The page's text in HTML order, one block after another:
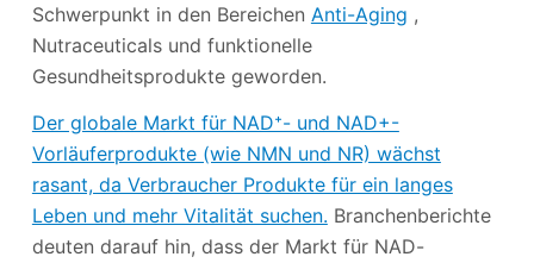
Schwerpunkt in den Bereichen Anti-Aging ,
Nutraceuticals und funktionelle
Gesundheitsprodukte geworden.
Der globale Markt für NAD⁺- und NAD+-
Vorläuferprodukte (wie NMN und NR) wächst
rasant, da Verbraucher Produkte für ein langes
Leben und mehr Vitalität suchen. Branchenberichte
deuten darauf hin, dass der Markt für NAD-